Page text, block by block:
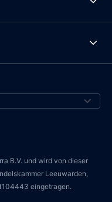
B.V. und wird von dieser
Leeuwarden,
eingetragen.